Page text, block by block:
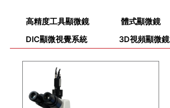
高精度工具顯微鏡 體式顯微鏡
DIC顯微視覺系統
3D視頻顯微鏡